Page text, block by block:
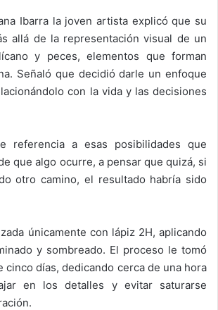
Ibarra la joven artista explicó que su
allá de la representación visual de un
y peces, elementos que forman
Señaló que decidió darle un enfoque
con la vida y las decisiones
referencia a esas posibilidades que
que algo ocurre, a pensar que quizá, si
otro camino, el resultado habría sido
únicamente con lápiz 2H, aplicando
y sombreado. El proceso le tomó
cinco días, dedicando cerca de una hora
en los detalles y evitar saturarse